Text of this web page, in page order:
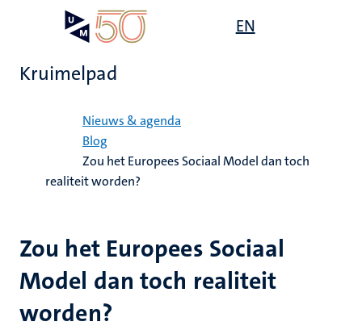
EN
Kruimelpad
Nieuws & agenda
Blog
Zou het Europees Sociaal Model dan toch
realiteit worden?
Zou het Europees Sociaal
Model dan toch realiteit
worden?